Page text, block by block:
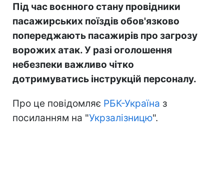
Під час воєнного стану провідники
пасажирських поїздів обов'язково
попереджають пасажирів про загрозу
ворожих атак. У разі оголошення
небезпеки важливо чітко
дотримуватись інструкцій персоналу.
Про це повідомляє РБК-Україна з
посиланням на "Укрзалізницю".